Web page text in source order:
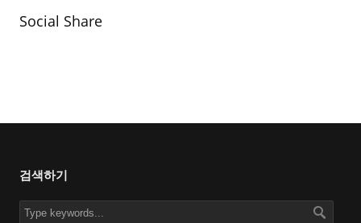
Social Share
검색하기